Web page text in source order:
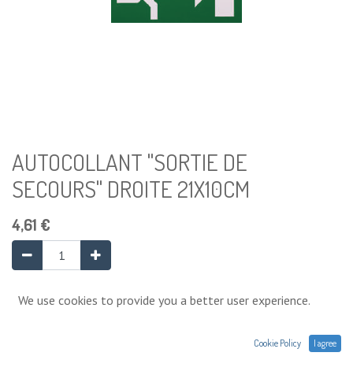
AUTOCOLLANT "SORTIE DE
SECOURS" DROITE 21X10CM
4,61 €
Ajouter au panier
We use cookies to provide you a better user experience.
Cookie Policy I agree